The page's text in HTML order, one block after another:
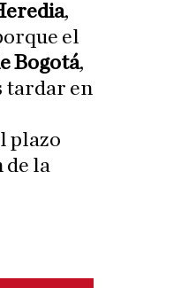
,
el
Bogotá,
tardar en
plazo
de la